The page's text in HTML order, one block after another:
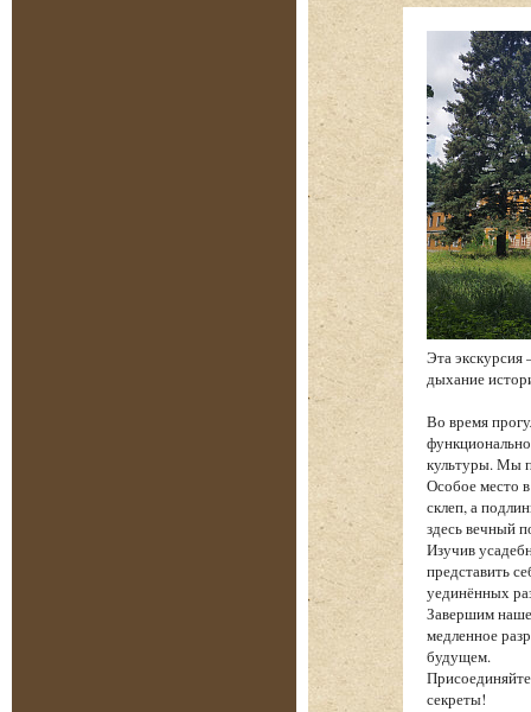
Эта экскурсия
дыхание
Во время
культуры. Мы
Особое место
склеп, а
здесь вечный
Изучив
представить
уединённых
Завершим
медленное
будущем.
секреты!